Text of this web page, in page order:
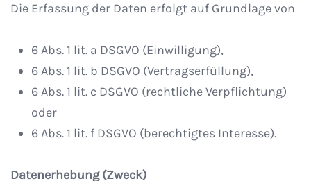
Die Erfassung der Daten erfolgt auf Grundlage von
6 Abs. 1 lit. a DSGVO (Einwilligung),
6 Abs. 1 lit. b DSGVO (Vertragserfüllung),
6 Abs. 1 lit. c DSGVO (rechtliche Verpflichtung)
oder
6 Abs. 1 lit. f DSGVO (berechtigtes Interesse).
Datenerhebung (Zweck)